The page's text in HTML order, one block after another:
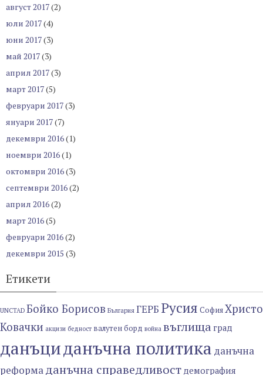
август 2017(2)
юли 2017(4)
юни 2017(3)
май 2017(3)
април 2017(3)
март 2017(5)
февруари 2017(3)
януари 2017(7)
декември 2016(1)
ноември 2016(1)
октомври 2016(3)
септември 2016(2)
април 2016(2)
март 2016(5)
февруари 2016(2)
декември 2015 (3)
Етикети
UNCTAD Бойко Борисов България ГЕРБ Русия СофияХристо
Ковачки акцизи бедност валутен борд война въглищаград
данъциданъчна политика данъчна
реформаданъчна справедливост демография